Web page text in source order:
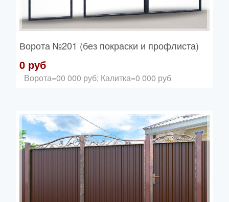
Ворота№201 (без покраски и профлиста)
0 руб
Ворота=00 000 руб; Калитка=0 000 руб